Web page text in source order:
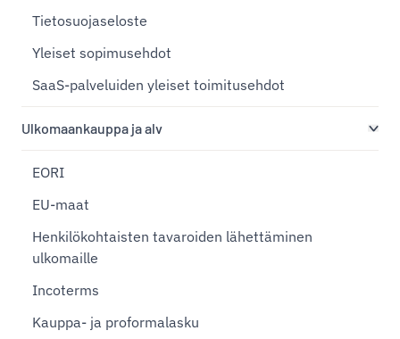
Tietosuojaseloste
Yleiset sopimusehdot
SaaS-palveluiden yleiset toimitusehdot
Ulkomaankauppa ja alv
EORI
EU-maat
Henkilökohtaisten tavaroiden lähettäminen
ulkomaille
Incoterms
Kauppa- ja proformalasku